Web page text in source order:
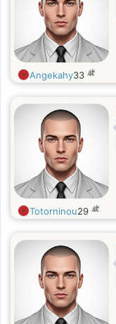
Angekahy33 歳
Totorninou29 歳